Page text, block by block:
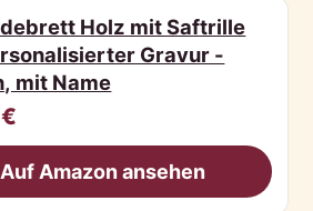
Holz mit Saftrille
Gravur -
mit Name
Auf Amazon ansehen